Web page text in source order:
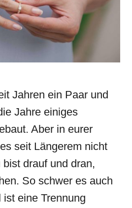
Jahren ein Paar und
Jahre einiges
Aber in eurer
seit Längerem nicht
drauf und dran,
So schwer es auch
eine Trennung